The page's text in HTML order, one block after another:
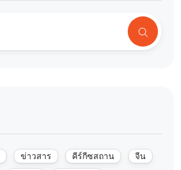
ข่าวสาร คีร์กีซสถาน
จีน